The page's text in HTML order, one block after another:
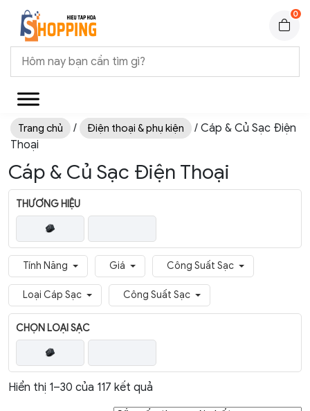
0
Trang chủ / Điện thoại & phụ kiện
/ Cáp & Củ Sạc Điện
Thoại
Cáp & Củ Sạc Điện Thoại
THƯƠNG HIỆU
Tính Năng Giá Công Suất Sạc
Loại Cáp Sạc Công Suất Sạc
CHỌN LOẠI SẠC
Hiển thị 1–30 của 117 kết quả